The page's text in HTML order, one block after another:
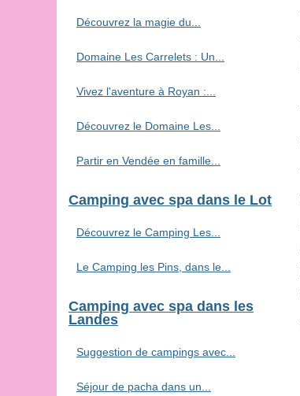
Découvrez la magie du...
Domaine Les Carrelets : Un...
Vivez l'aventure à Royan :...
Découvrez le Domaine Les...
Partir en Vendée en famille...
Camping avec spa dans le Lot
Découvrez le Camping Les...
Le Camping les Pins, dans le...
Camping avec spa dans les
Landes
Suggestion de campings avec...
Séjour de pacha dans un...